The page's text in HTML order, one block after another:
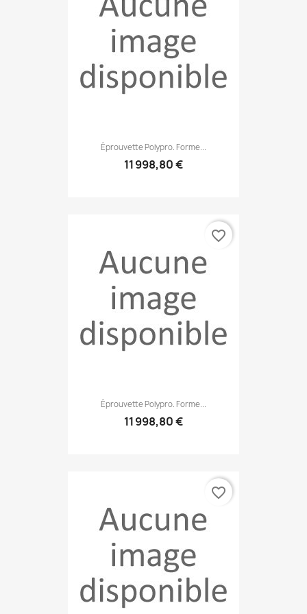
Éprouvette Polypro. Forme...
11 998,80 €
Éprouvette Polypro. Forme...
11 998,80 €
favorite_border
favorite_border